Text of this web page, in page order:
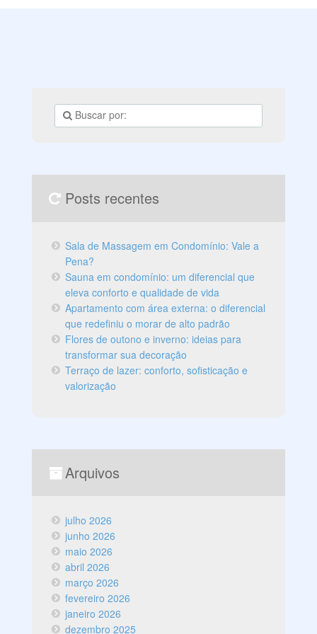
Posts recentes
Sala de Massagem em Condomínio: Vale a
Pena?
Sauna em condomínio: um diferencial que
eleva conforto e qualidade de vida
Apartamento com área externa: o diferencial
que redefiniu o morar de alto padrão
Flores de outono e inverno: ideias para
transformar sua decoração
Terraço de lazer: conforto, sofisticação e
valorização
Arquivos
julho 2026
junho 2026
maio 2026
abril 2026
março 2026
fevereiro 2026
janeiro 2026
dezembro 2025